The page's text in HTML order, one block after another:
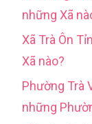
những Xã
Xã Trà Ôn
Xã nào?
Phường Trà
những